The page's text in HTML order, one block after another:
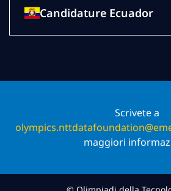
Candidature Ecuador
Scrivete a
maggiori